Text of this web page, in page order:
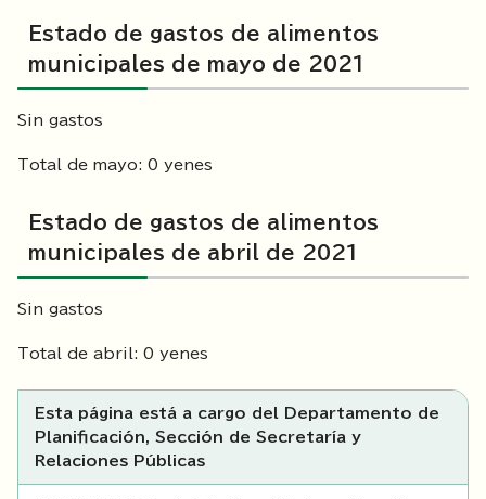
Estado de gastos de alimentos
municipales de mayo de 2021
Sin gastos
Total de mayo: 0 yenes
Estado de gastos de alimentos
municipales de abril de 2021
Sin gastos
Total de abril: 0 yenes
Esta página está a cargo del Departamento de
Planificación, Sección de Secretaría y
Relaciones Públicas